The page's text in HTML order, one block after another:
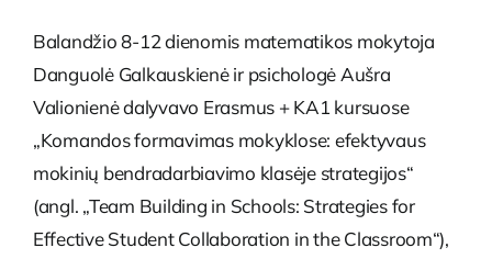
Administracinė informacija
PARAMA
Balandžio 8-12 dienomis matematikos mokytoja
Danguolė Galkauskienė ir psichologė Aušra
Valionienė dalyvavo Erasmus + KA1 kursuose
„Komandos formavimas mokyklose: efektyvaus
mokinių bendradarbiavimo klasėje strategijos“
(angl. „Team Building in Schools: Strategies for
Effective Student Collaboration in the Classroom“),